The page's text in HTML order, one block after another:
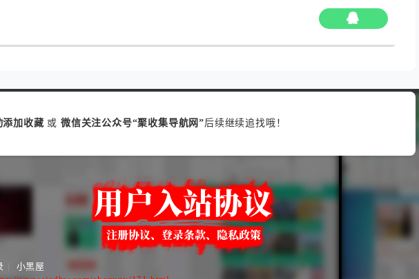
添加收藏 或 微信关注公众号“聚收集导航网”后续继续追找哦！
小黑屋